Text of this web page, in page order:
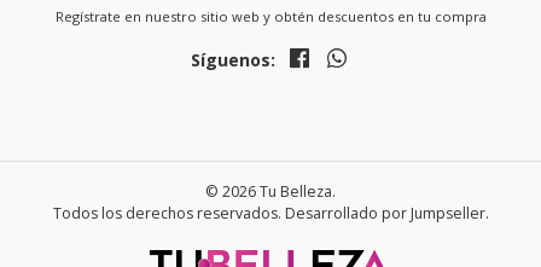
Regístrate en nuestro sitio web y obtén descuentos en tu compra
Síguenos:
© 2026 Tu Belleza.
Todos los derechos reservados. Desarrollado por Jumpseller.